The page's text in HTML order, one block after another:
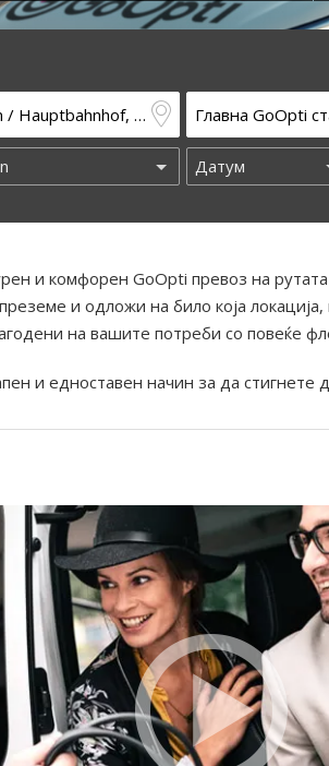
и комфорен GoOpti превоз на рутата
и одложи на било која
на вашите потреби со повеќе
и едноставен начин за да стигнете